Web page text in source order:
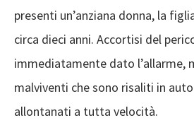
presenti un’anziana donna, la
circa dieci anni. Accortisi del
immediatamente dato l’allarme,
malviventi che sono risaliti in
allontanati a tutta velocità.